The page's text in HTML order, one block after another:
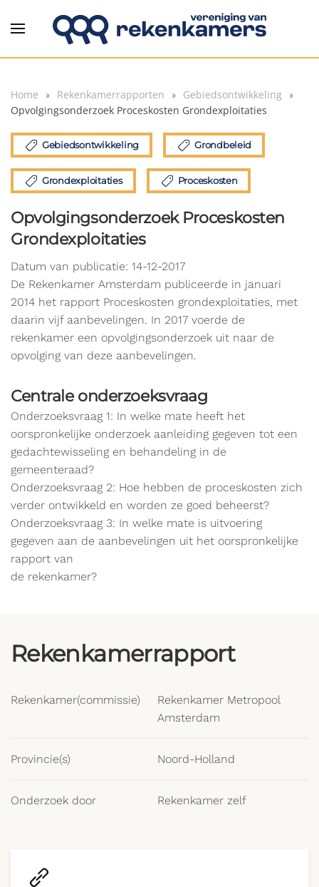
Overslaan en naar de inhoud gaan
Home Rekenkamerrapporten
Gebiedsontwikkeling
Opvolgingsonderzoek Proceskosten Grondexploitaties
Gebiedsontwikkeling Grondbeleid
Grondexploitaties Proceskosten
Opvolgingsonderzoek Proceskosten
Grondexploitaties
Datum van publicatie: 14-12-2017
De Rekenkamer Amsterdam publiceerde in januari
2014 het rapport Proceskosten grondexploitaties, met
daarin vijf aanbevelingen. In 2017 voerde de
rekenkamer een opvolgingsonderzoek uit naar de
opvolging van deze aanbevelingen.
Centrale onderzoeksvraag
Onderzoeksvraag 1: In welke mate heeft het
oorspronkelijke onderzoek aanleiding gegeven tot een
gedachtewisseling en behandeling in de
gemeenteraad?
Onderzoeksvraag 2: Hoe hebben de proceskosten zich
verder ontwikkeld en worden ze goed beheerst?
Onderzoeksvraag 3: In welke mate is uitvoering
gegeven aan de aanbevelingen uit het oorspronkelijke
rapport van
de rekenkamer?
Rekenkamerrapport
Rekenkamer(commissie)
Rekenkamer Metropool
Amsterdam
Provincie(s) Noord-Holland
Onderzoek door Rekenkamer zelf